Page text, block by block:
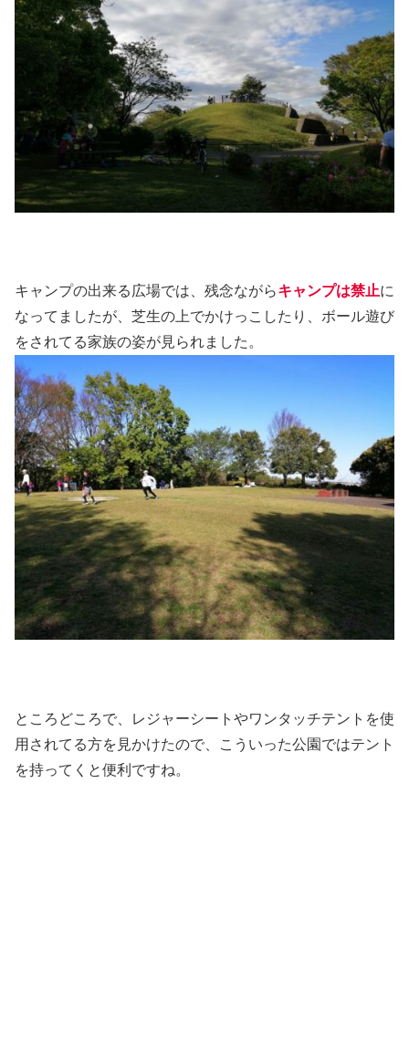
キャンプの出来る広場では、残念ながらキャンプは禁止に
なってましたが、芝生の上でかけっこしたり、ボール遊び
をされてる家族の姿が見られました。
ところどころで、レジャーシートやワンタッチテントを使
用されてる方を見かけたので、こういった公園ではテント
を持ってくと便利ですね。